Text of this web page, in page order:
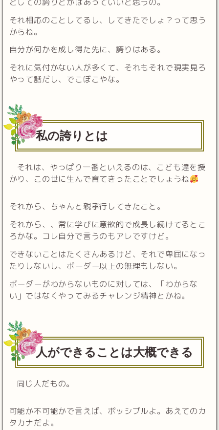
それ相応のことしてるし、してきたでしょ？って思う
からね。
自分が何かを成し得た先に、誇りはある。
それに気付かない人が多くて、それもそれで現実見ろ
やって話だし、でこぼこやな。
私の誇りとは
それは、やっぱり一番といえるのは、こども達を授
かり、この世に生んで育てきったことでしょうね
それから、ちゃんと親孝行してきたこと。
それから、、常に学びに意欲的で成長し続けてるとこ
ろかな。コレ自分で言うのもアレですけど。
できないことはたくさんあるけど、それで卑屈になっ
たりしないし、ボーダー以上の無理もしない。
ボーダーがわからないものに対しては、「わからな
い」ではなくやってみるチャレンジ精神とかね。
人ができることは大概できる
同じ人だもの。
可能か不可能かで言えば、ポッシブルよ。あえてのカ
タカナだよ。